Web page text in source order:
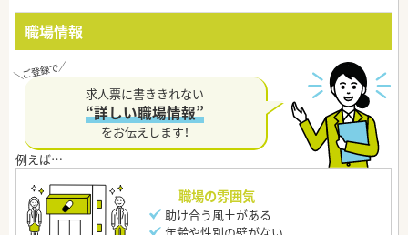
職場情報
求人票に書ききれない
“詳しい職場情報”
をお伝えします！
職場の雰囲気
助け合う風土がある